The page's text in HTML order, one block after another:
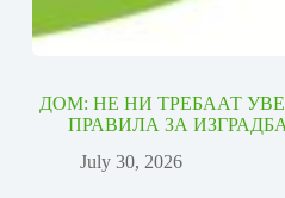
ДОМ: НЕ НИ ТРЕБААТ
ПРАВИЛА ЗА
July 30, 2026